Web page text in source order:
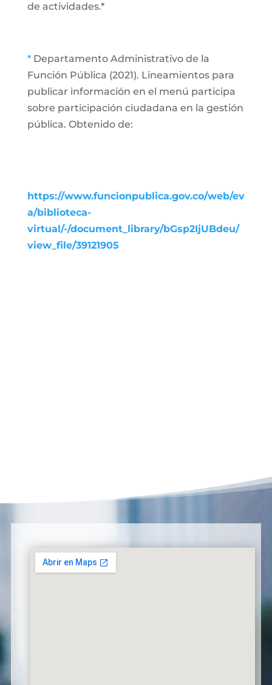
de actividades.*
* Departamento Administrativo de la
Función Pública (2021). Lineamientos para
publicar información en el menú participa
sobre participación ciudadana en la gestión
pública. Obtenido de:
https://www.funcionpublica.gov.co/web/ev
a/biblioteca-
virtual/-/document_library/bGsp2IjUBdeu/
view_file/39121905